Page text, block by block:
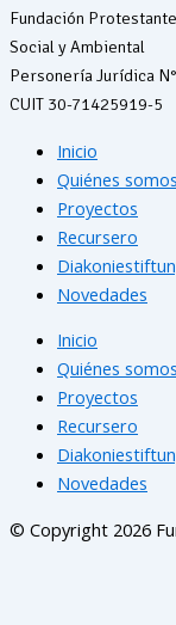
Fundación
Social y Ambiental
Personería Jurídica
CUIT 30-71425919-5
Inicio
Quiénes somos
Proyectos
Recursero
Novedades
Inicio
Quiénes somos
Proyectos
Recursero
Novedades
© Copyright 2026